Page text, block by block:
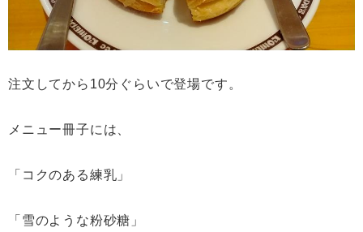
注文してから10分ぐらいで登場です。
メニュー冊子には、
「コクのある練乳」
「雪のような粉砂糖」